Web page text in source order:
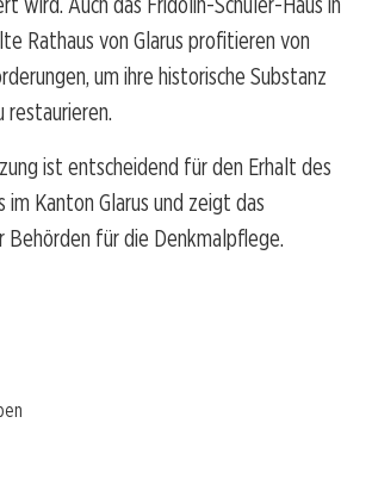
Rathaus von Glarus profitieren von
um ihre historische Substanz
restaurieren.
ist entscheidend für den Erhalt des
Kanton Glarus und zeigt das
Behörden für die Denkmalpflege.